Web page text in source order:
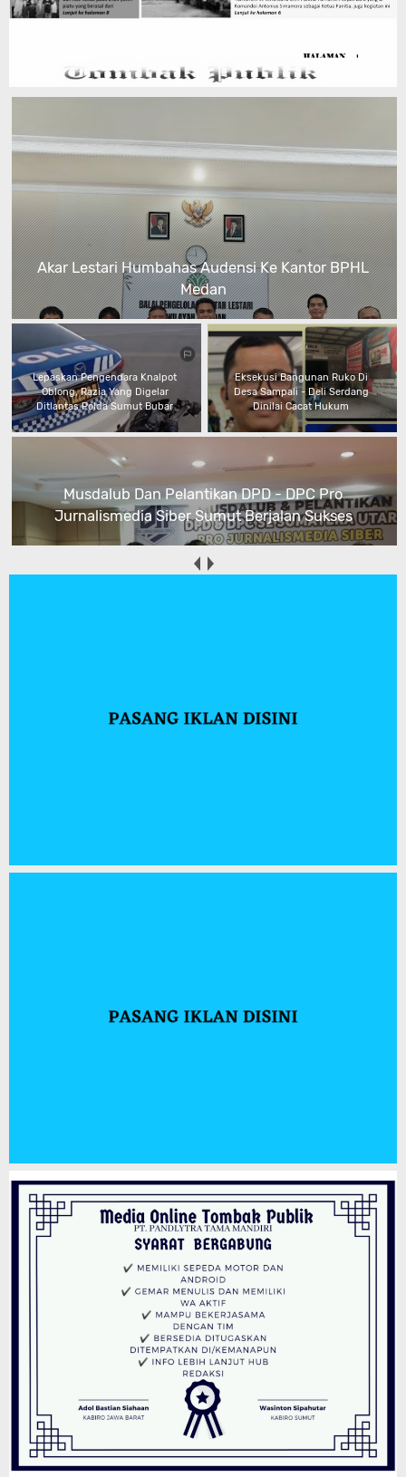
Akar Lestari Humbahas Audensi Ke Kantor BPHL
Medan
Lepaskan Pengendara Knalpot
Oblong, Razia Yang Digelar
Ditlantas Polda Sumut Bubar
Eksekusi Bangunan Ruko Di
Desa Sampali - Deli Serdang
Dinilai Cacat Hukum
Musdalub Dan Pelantikan DPD - DPC Pro
Jurnalismedia Siber Sumut Berjalan Sukses